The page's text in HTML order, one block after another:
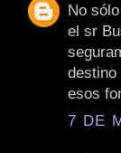
No
el sr
destino
esos
7 DE